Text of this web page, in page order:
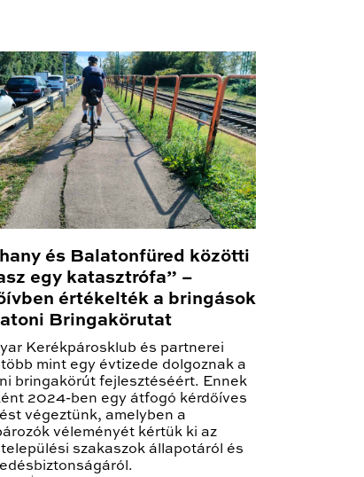
és Balatonfüred közötti
egy katasztrófa” –
értékelték a bringások
Bringakörutat
Kerékpárosklub és partnerei
mint egy évtizede dolgoznak a
bringakörút fejlesztéséért. Ennek
2024-ben egy átfogó kérdőíves
végeztünk, amelyben a
véleményét kértük ki az
szakaszok állapotáról és